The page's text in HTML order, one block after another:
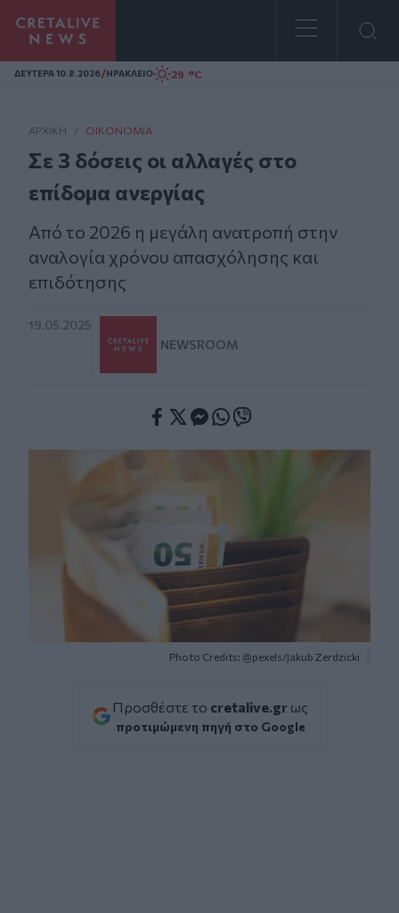
Homepage
ΔΕΥΤΕΡΑ 10.8.2026/ΗΡΑΚΛΕΙΟ 29 °C
ΑΡΧΙΚΗ / ΟΙΚΟΝΟΜΊΑ
Σε 3 δόσεις οι αλλαγές στο
επίδομα ανεργίας
Από το 2026 η μεγάλη ανατροπή στην
αναλογία χρόνου απασχόλησης και
επιδότησης
19.05.2025
NEWSROOM
Photo Credits: @pexels/Jakub Zerdzicki
Προσθέστε το cretalive.gr ως
προτιμώμενη πηγή στο Google